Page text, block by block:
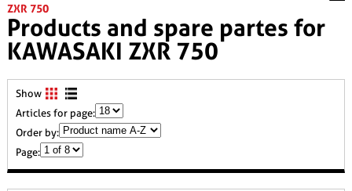
ZXR 750
Products and spare partes for
KAWASAKI ZXR 750
Show
Articles for page:
Order by:
Page: